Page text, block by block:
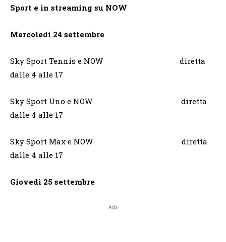
Sport e in streaming su NOW
Mercoledì 24 settembre
Sky Sport Tennis e NOW diretta
dalle 4 alle 17
Sky Sport Uno e NOW diretta
dalle 4 alle 17
Sky Sport Max e NOW diretta
dalle 4 alle 17
Giovedì 25 settembre
Ads